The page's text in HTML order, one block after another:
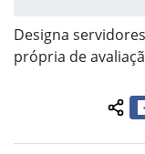
Designa
própria de